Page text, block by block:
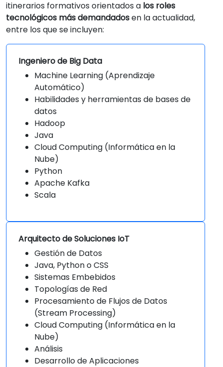
itinerarios formativos orientados a los roles
tecnológicos más demandadosen la actualidad,
entre los que se incluyen:
Ingeniero de Big Data
Machine Learning (Aprendizaje
Automático)
Habilidades y herramientas de bases de
datos
Hadoop
Java
Cloud Computing (Informática en la
Nube)
Python
Apache Kafka
Scala
Arquitecto de Soluciones IoT
Gestión de Datos
Java, Python o CSS
Sistemas Embebidos
Topologías de Red
Procesamiento de Flujos de Datos
(Stream Processing)
Cloud Computing (Informática en la
Nube)
Análisis
Desarrollo de Aplicaciones